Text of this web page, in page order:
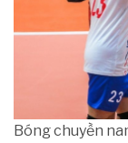
Bóng chuyền